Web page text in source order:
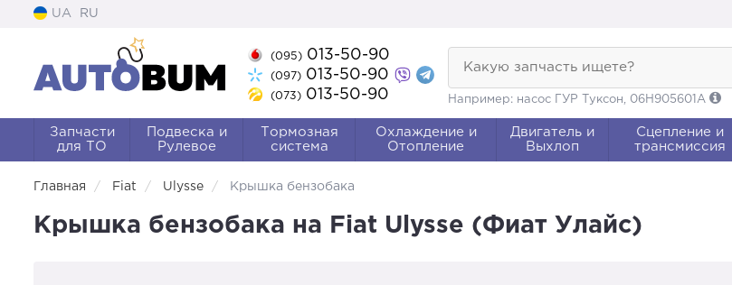
UA RU
(095)013-50-90
(097)013-50-90
(073)013-50-90
Какую запчасть ищете?
Например: насос ГУР Туксон, 06H905601A
Запчасти
для ТО
Подвеска и
Рулевое
Тормозная
система
Охлаждение и
Отопление
Двигатель и
Выхлоп
Сцепление и
трансмиссия
Главная Fiat Ulysse Крышка бензобака
Крышка бензобака на Fiat Ulysse (Фиат Улайс)